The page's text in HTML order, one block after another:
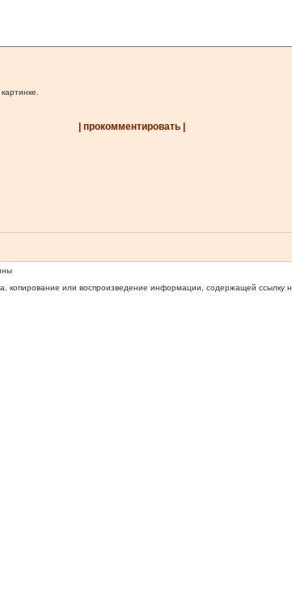
| прокомментировать |
копирование или воспроизведение информации, содержащей ссылку